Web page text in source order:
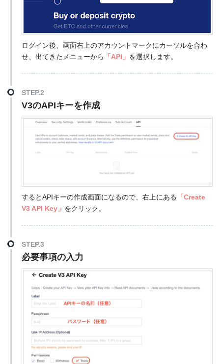
ログイン後、画面右上のアカウントマークにカーソルを合わ
せ、出てきたメニューから
「API」 を選択します。
STEP.2
V3のAPIキーを作成
するとAPIキーの作成画面になるので、右上にある
「Create
V3 API Key」 をクリック。
STEP.3
必要事項の入力